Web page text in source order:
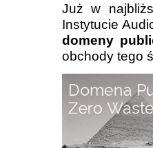
Już w
Instytucie
domeny
obchody tego